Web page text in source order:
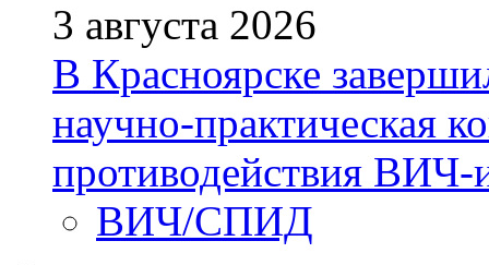
3 августа 2026
В Красноярске
научно-практическая
противодействия
ВИЧ/СПИД